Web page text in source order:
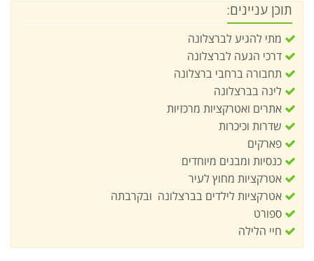
תוכן עניינים:
מתי להגיע לברצלונה
דרכי הגעה לברצלונה
תחבורה ברחבי ברצלונה
לינה בברצלונה
אתרים ואטרקציות מרכזיות
שדרות וכיכרות
פארקים
כנסיות ומבנים מיוחדים
אטרקציות מחוץ לעיר
אטרקציות לילדים בברצלונה ובקרבתה
ספורט
חיי הלילה